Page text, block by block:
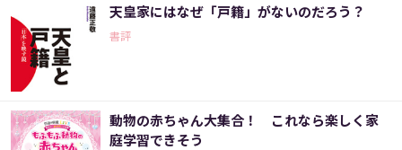
天皇家にはなぜ「戸籍」がないのだろう？
書評
動物の赤ちゃん大集合！ これなら楽しく家
庭学習できそう